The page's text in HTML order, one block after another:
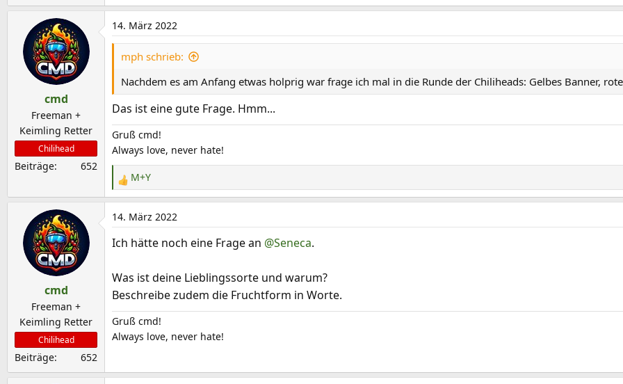
e
a
k
o
e
n
:
cmd
Freeman +
Keimling Retter
Chilihead
Beiträge 652
14. März 2022
mph schrieb:
Nachdem es am Anfang etwas holprig war frage ich mal in die Runde der Chiliheads: Gelbes Banner,
Das ist eine gute Frage. Hmm...
Gruß cmd!
Always love, never hate!
R
e
a
k
t
o
n
n
:
M+Y
cmd
Freeman +
Keimling Retter
Chilihead
Beiträge 652
14. März 2022
Ich hätte noch eine Frage an @Seneca.
Was ist deine Lieblingssorte und warum?
Beschreibe zudem die Fruchtform in Worte.
Gruß cmd!
Always love, never hate!